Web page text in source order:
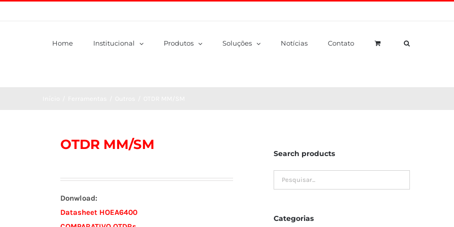
Home Institucional Produtos Soluções Notícias Contato
OTDR MM/SM
Donwload:
Datasheet HOEA6400
Search products
Categorias